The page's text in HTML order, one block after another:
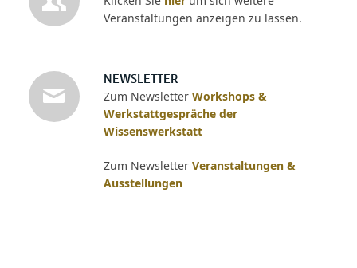
Veranstaltungen anzeigen zu lassen.
NEWSLETTER
Zum Newsletter Workshops &
Werkstattgespräche der
Wissenswerkstatt
Zum Newsletter Veranstaltungen &
Ausstellungen